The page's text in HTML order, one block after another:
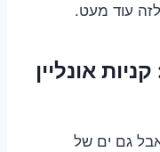
עוד מעט.
אונליין
גם ים של